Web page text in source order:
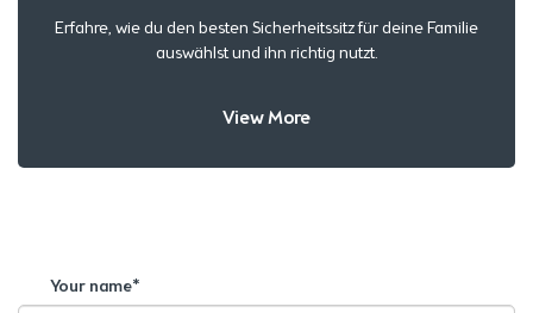
Erfahre, wie du den besten Sicherheitssitz für deine Familie
auswählst und ihn richtig nutzt.
View More
Your name*